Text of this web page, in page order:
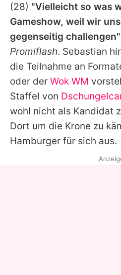
(28) "Vielleicht so was
Gameshow, weil wir
gegenseitig challengen"
Promiflash. Sebastian
die Teilnahme an
oder der Wok WM
Staffel von
wohl nicht als Kandidat
Dort um die Krone zu
Hamburger für sich aus.